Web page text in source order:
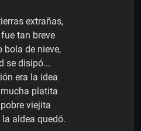
extrañas,
tan breve
bola de nieve,
se disipó...
era la idea
platita
viejita
aldea quedó.